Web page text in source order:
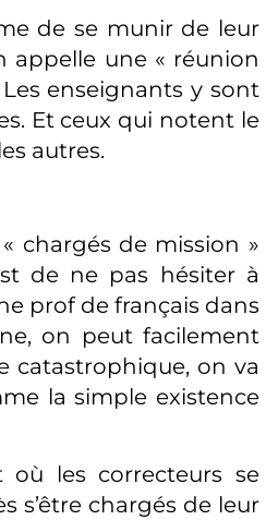
de se munir de leur
appelle une « réunion
enseignants y sont
Et ceux qui notent le
autres.
chargés de mission »
de ne pas hésiter à
prof de français dans
on peut facilement
catastrophique, on va
la simple existence
les correcteurs se
s’être chargés de leur